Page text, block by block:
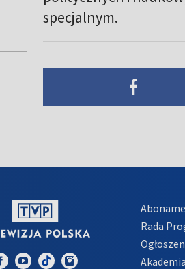
specjalnym.
Rada